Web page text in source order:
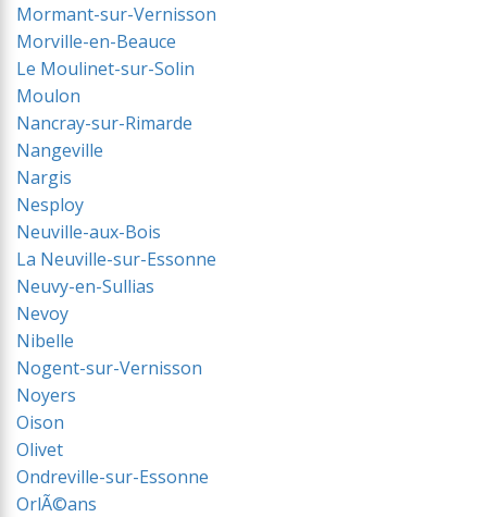
Mormant-sur-Vernisson
Morville-en-Beauce
Le Moulinet-sur-Solin
Moulon
Nancray-sur-Rimarde
Nangeville
Nargis
Nesploy
Neuville-aux-Bois
La Neuville-sur-Essonne
Neuvy-en-Sullias
Nevoy
Nibelle
Nogent-sur-Vernisson
Noyers
Oison
Olivet
Ondreville-sur-Essonne
OrlÃ©ans